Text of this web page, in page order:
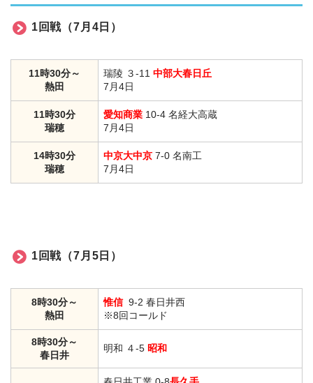
1回戦（7月4日）
11時30分～
熱田
瑞陵 ３-11 中部大春日丘
7月4日
11時30分
瑞穂
愛知商業 10-4 名経大高蔵
7月4日
14時30分
瑞穂
中京大中京 7-0 名南工
7月4日
1回戦（7月5日）
8時30分～
熱田
惟信9-2 春日井西
※8回コールド
8時30分～
春日井
明和 ４-5 昭和